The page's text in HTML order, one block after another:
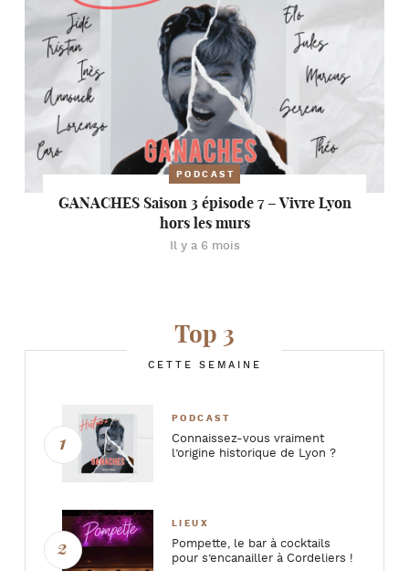
PODCAST
GANACHES Saison 3 épisode 7 – Vivre Lyon
hors les murs
Il y a 6 mois
Top 3
CETTE SEMAINE
PODCAST
Connaissez-vous vraiment
l’origine historique de Lyon ?
LIEUX
Pompette, le bar à cocktails
pour s’encanailler à Cordeliers !